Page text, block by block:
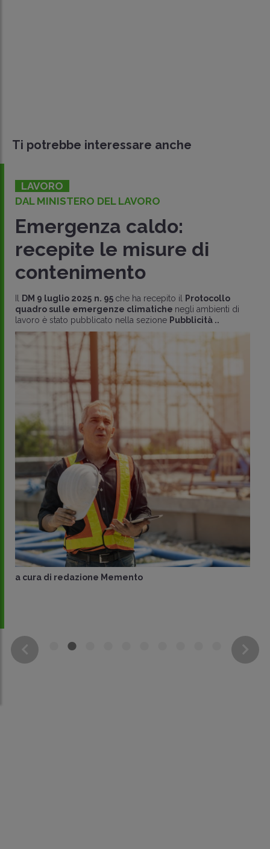
Ti potrebbe interessare anche
LAVORO
DAL MINISTERO DEL LAVORO
Emergenza caldo:
recepite le misure di
contenimento
Il DM 9 luglio 2025 n. 95 che ha recepito il Protocollo
quadro sulle emergenze climatiche negli ambienti di
lavoro è stato pubblicato nella sezione Pubblicità ..
a cura di redazione Memento